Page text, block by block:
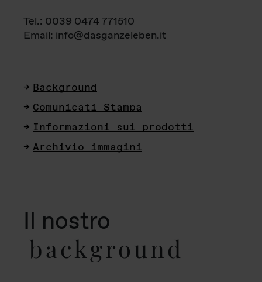
Tel.: 0039 0474 771510
Email: info@dasganzeleben.it
Background
Comunicati Stampa
Informazioni sui prodotti
Archivio immagini
Il nostro
background